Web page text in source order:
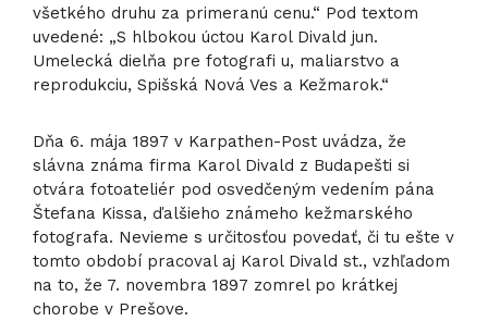
všetkého druhu za primeranú cenu.“ Pod textom
uvedené: „S hlbokou úctou Karol Divald jun.
Umelecká dielňa pre fotografi u, maliarstvo a
reprodukciu, Spišská Nová Ves a Kežmarok.“
Dňa 6. mája 1897 v Karpathen-Post uvádza, že
slávna známa firma Karol Divald z Budapešti si
otvára fotoateliér pod osvedčeným vedením pána
Štefana Kissa, ďalšieho známeho kežmarského
fotografa. Nevieme s určitosťou povedať, či tu ešte v
tomto období pracoval aj Karol Divald st., vzhľadom
na to, že 7. novembra 1897 zomrel po krátkej
chorobe v Prešove.